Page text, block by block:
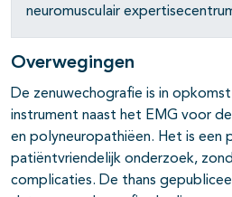
neuromusculair
Overwegingen
De zenuwechografie is in
instrument naast het EMG voor
en polyneuropathiëen. Het is een
patiëntvriendelijk onderzoek,
complicaties. De thans